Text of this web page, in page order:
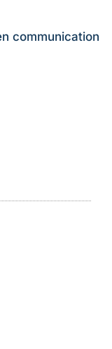
communication